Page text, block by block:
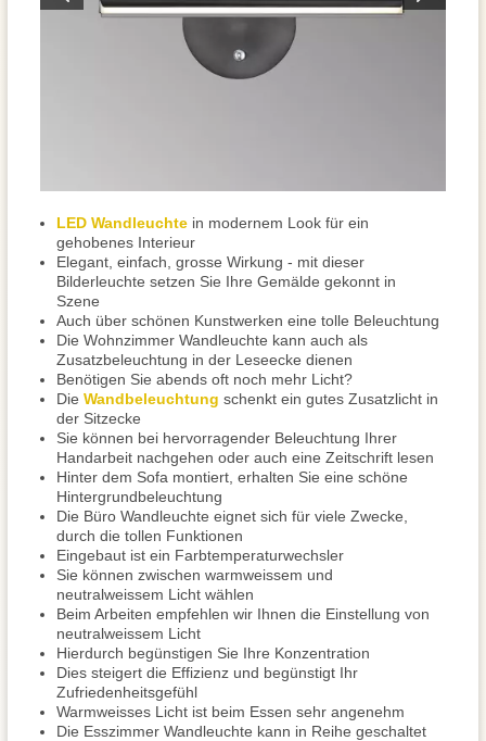
LED Wandleuchte in modernem Look für ein
gehobenes Interieur
Elegant, einfach, grosse Wirkung - mit dieser
Bilderleuchte setzen Sie Ihre Gemälde gekonnt in
Szene
Auch über schönen Kunstwerken eine tolle Beleuchtung
Die Wohnzimmer Wandleuchte kann auch als
Zusatzbeleuchtung in der Leseecke dienen
Benötigen Sie abends oft noch mehr Licht?
Die Wandbeleuchtung schenkt ein gutes Zusatzlicht in
der Sitzecke
Sie können bei hervorragender Beleuchtung Ihrer
Handarbeit nachgehen oder auch eine Zeitschrift lesen
Hinter dem Sofa montiert, erhalten Sie eine schöne
Hintergrundbeleuchtung
Die Büro Wandleuchte eignet sich für viele Zwecke,
durch die tollen Funktionen
Eingebaut ist ein Farbtemperaturwechsler
Sie können zwischen warmweissem und
neutralweissem Licht wählen
Beim Arbeiten empfehlen wir Ihnen die Einstellung von
neutralweissem Licht
Hierdurch begünstigen Sie Ihre Konzentration
Dies steigert die Effizienz und begünstigt Ihr
Zufriedenheitsgefühl
Warmweisses Licht ist beim Essen sehr angenehm
Die Esszimmer Wandleuchte kann in Reihe geschaltet